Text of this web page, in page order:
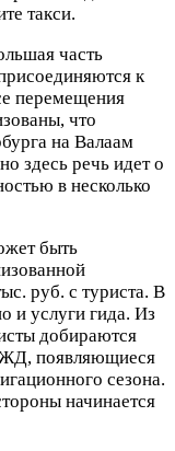
такси.
часть
к
перемещения
что
на Валаам
здесь речь идет о
в несколько
быть
руб. с туриста. В
и услуги гида. Из
добираются
появляющиеся
сезона.
начинается